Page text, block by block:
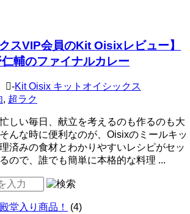
スVIP会員のKit Oisixレビュー】
輔のファイナルカレー
-Kit Oisix キットオイシックス
, 超ラク
しい毎日、献立を考えるのも作るのも大
んな時に便利なのが、Oisixのミールキッ
済みの食材とわかりやすいレシピがセッ
ので、誰でも簡単に本格的な料理 ...
堂入り商品！
(4)